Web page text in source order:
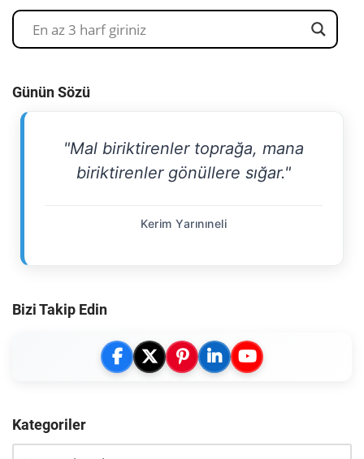
Günün Sözü
"Mal biriktirenler toprağa, mana
biriktirenler gönüllere sığar."
Kerim Yarınıneli
Bizi Takip Edin
Kategoriler